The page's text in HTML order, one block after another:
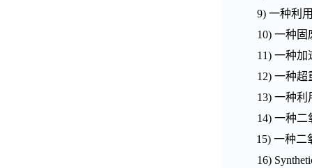
9) 一种利
10) 一种固
11) 一种加
12) 一种超
13) 一种利
14) 一种二
15) 一种二
16)